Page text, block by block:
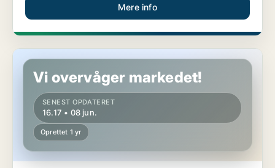
Mere info
Kontorfællesskab i København K
Vi overvåger markedet!
SENEST OPDATERET
16.17 • 08 jun.
Oprettet 1 yr